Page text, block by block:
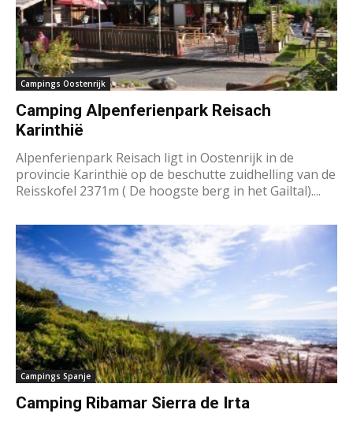
Campings Oostenrijk
Camping Alpenferienpark Reisach
Karinthië
Alpenferienpark Reisach ligt in Oostenrijk in de
provincie Karinthië op de beschutte zuidhelling van de
Reisskofel 2371m ( De hoogste berg in het Gailtal)....
Campings Spanje
Camping Ribamar Sierra de Irta